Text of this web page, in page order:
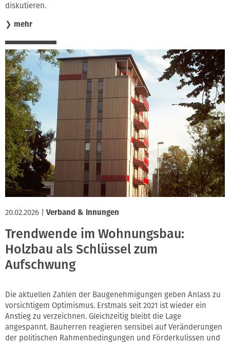
diskutieren.
❯ mehr
20.02.2026 Verband & Innungen
Trendwende im Wohnungsbau:
Holzbau als Schlüssel zum
Aufschwung
Die aktuellen Zahlen der Baugenehmigungen geben Anlass zu
vorsichtigem Optimismus. Erstmals seit 2021 ist wieder ein
Anstieg zu verzeichnen. Gleichzeitig bleibt die Lage
angespannt. Bauherren reagieren sensibel auf Veränderungen
der politischen Rahmenbedingungen und Förderkulissen und